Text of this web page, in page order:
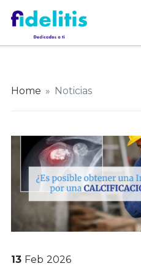
Home » Noticias
13 Feb 2026